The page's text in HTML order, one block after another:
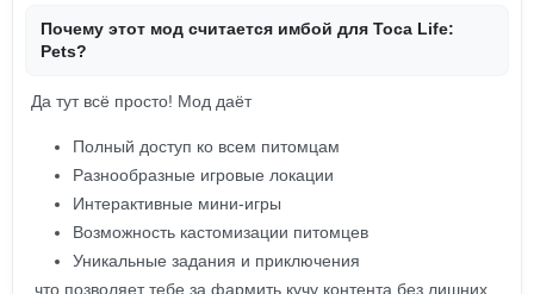
Почему этот мод считается имбой для Toca Life:
Pets?
Да тут всё просто! Мод даёт
Полный доступ ко всем питомцам
Разнообразные игровые локации
Интерактивные мини-игры
Возможность кастомизации питомцев
Уникальные задания и приключения
, что позволяет тебе за фармить кучу контента без лишних